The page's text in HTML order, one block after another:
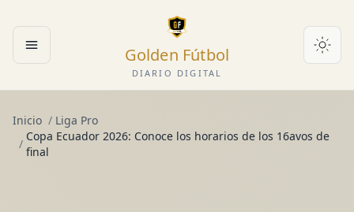
Abrir menú Golden Fútbol
DIARIO DIGITAL
Inicio / Liga Pro
/
Copa Ecuador 2026: Conoce los horarios de los 16avos de
final